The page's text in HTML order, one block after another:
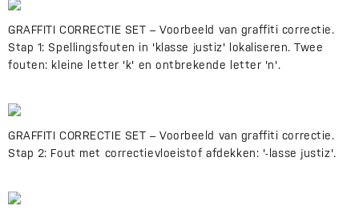
GRAFFITI CORRECTIE SET – Voorbeeld van graffiti correctie.
Stap 1: Spellingsfouten in 'klasse justiz' lokaliseren. Twee
fouten: kleine letter 'k' en ontbrekende letter 'n'.
GRAFFITI CORRECTIE SET – Voorbeeld van graffiti correctie.
Stap 2: Fout met correctievloeistof afdekken: '-lasse justiz'.